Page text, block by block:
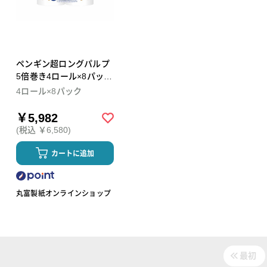
ペンギン超ロングパルプ
5倍巻き4ロール×8パック
ダブル トイレットペーパ
4ロール×8パック
￥5,982
(税込 ￥6,580)
カートに追加
丸富製紙オンラインショップ
最初